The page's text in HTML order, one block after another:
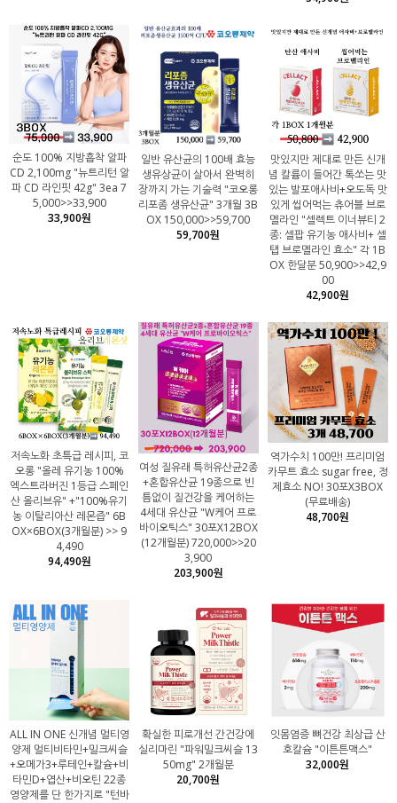
순도 100% 지방흡착 알파
CD 2,100mg "뉴트리턴 알
파 CD 라인핏 42g" 3ea 7
5,000>>33,900
33,900원
일반 유산균의 100배 효능
생유상균이 살아서 완벽히
장까지 가는 기술력 "코오롱
리포좀 생유산균" 3개월 3B
OX 150,000>>59,700
59,700원
맛있지만 제대로 만든 신개
념 칼륨이 들어간 톡쏘는 맛
있는 발포애사비+오도독 맛
있게 씹어먹는 츄어블 브로
멜라인 "셀렉트 이너뷰티 2
종: 셀팝 유기농 애사비+ 셀
탭 브로멜라인 효소" 각 1B
OX 한달분 50,900>>42,9
00
42,900원
저속노화 초특급 레시피, 코
오롱 "올레 유기농 100%
엑스트라버진 1등급 스페인
산 올리브유" +"100%유기
농 이탈리아산 레몬즙" 6B
OX×6BOX(3개월분) >> 9
4,490
94,490원
여성 질유래 특허유산균2종
+혼합유산균 19종으로 빈
틈없이 질건강을 케어하는
4세대 유산균 "W케어 프로
바이오틱스" 30포X12BOX
(12개월분) 720,000>>20
3,900
203,900원
역가수치 100만! 프리미엄
카무트 효소 sugar free, 정
제효소 NO! 30포X3BOX
(무료배송)
48,700원
ALL IN ONE 신개념 멀티영
양제 멀티비타민+밀크씨슬
+오메가3+루테인+칼슘+비
타민D+엽산+비오틴 22종
영양제를 단 한가지로 "턴바
확실한 피로개선 간건강에
실리마린 "파워밀크씨슬 13
50mg" 2개월분
20,700원
잇몸염증 뼈건강 최상급 산
호칼슘 "이튼튼맥스"
32,000원